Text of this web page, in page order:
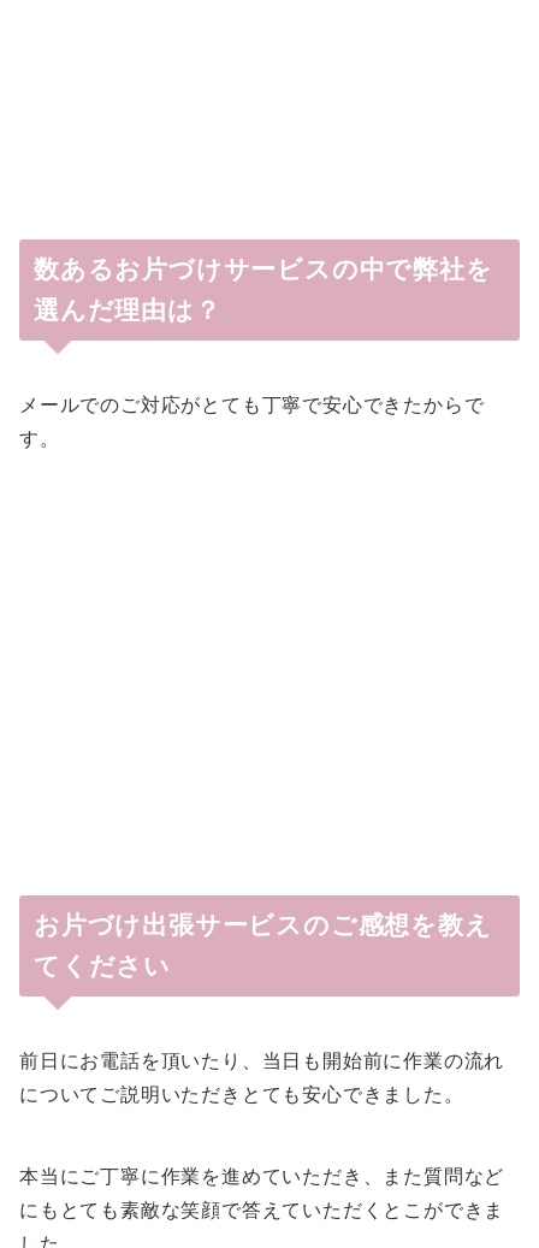
数あるお片づけサービスの中で弊社を
選んだ理由は？
メールでのご対応がとても丁寧で安心できたからで
す。
お片づけ出張サービスのご感想を教え
てください
前日にお電話を頂いたり、当日も開始前に作業の流れ
についてご説明いただきとても安心できました。
本当にご丁寧に作業を進めていただき、また質問など
にもとても素敵な笑顔で答えていただくとこができま
した。